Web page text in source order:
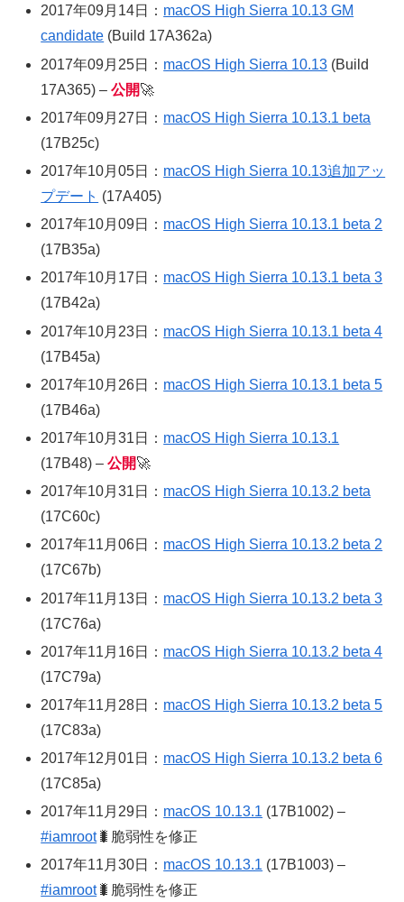
2017年09月14日： macOS High Sierra 10.13 GM
candidate (Build 17A362a)
2017年09月25日： macOS High Sierra 10.13 (Build
17A365) –公開🚀
2017年09月27日： macOS High Sierra 10.13.1 beta
(17B25c)
2017年10月05日： macOS High Sierra 10.13追加アッ
プデート (17A405)
2017年10月09日： macOS High Sierra 10.13.1 beta 2
(17B35a)
2017年10月17日： macOS High Sierra 10.13.1 beta 3
(17B42a)
2017年10月23日： macOS High Sierra 10.13.1 beta 4
(17B45a)
2017年10月26日： macOS High Sierra 10.13.1 beta 5
(17B46a)
2017年10月31日： macOS High Sierra 10.13.1
(17B48) –公開🚀
2017年10月31日： macOS High Sierra 10.13.2 beta
(17C60c)
2017年11月06日： macOS High Sierra 10.13.2 beta 2
(17C67b)
2017年11月13日： macOS High Sierra 10.13.2 beta 3
(17C76a)
2017年11月16日： macOS High Sierra 10.13.2 beta 4
(17C79a)
2017年11月28日： macOS High Sierra 10.13.2 beta 5
(17C83a)
2017年12月01日： macOS High Sierra 10.13.2 beta 6
(17C85a)
2017年11月29日： macOS 10.13.1 (17B1002) –
#iamroot🐛脆弱性を修正
2017年11月30日： macOS 10.13.1 (17B1003) –
#iamroot🐛脆弱性を修正